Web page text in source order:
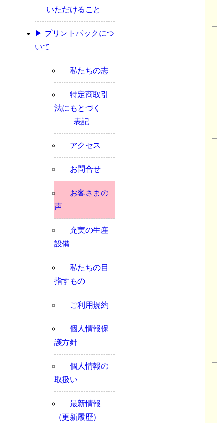
いただけること
▶ プリントパックにつ
いて
私たちの志
特定商取引
法にもとづく
表記
アクセス
お問合せ
お客さまの
声
充実の生産
設備
私たちの目
指すもの
ご利用規約
個人情報保
護方針
個人情報の
取扱い
最新情報
（更新履歴）